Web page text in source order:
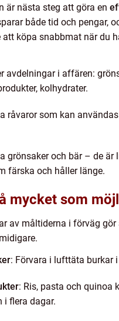
är nästa steg att göra en
både tid och pengar,
att köpa snabbmat när du
avdelningar i affären:
kolhydrater.
råvaror som kan
grönsaker och bär – de är
färska och håller länge.
mycket som
av måltiderna i förväg gör
: Förvara i lufttäta burkar
: Ris, pasta och quinoa
i flera dagar.